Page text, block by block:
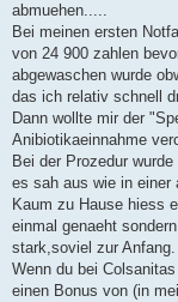
abmuehen.....
Bei meinen ersten
von 24 900 zahlen
abgewaschen wurde
das ich relativ schnell
Dann wollte mir der
Anibiotikaeinnahme
Bei der Prozedur
es sah aus wie in einer
Kaum zu Hause hiess
einmal genaeht
stark,soviel zur Anfang.
Wenn du bei
einen Bonus von (in